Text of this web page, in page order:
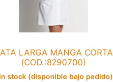
LARGA MANGA CORTA
(COD.:8290700)
stock (disponible bajo pedido)